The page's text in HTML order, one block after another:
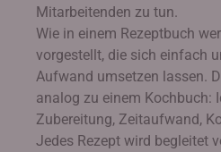
Mitarbeitenden zu tun.
Wie in einem Rezeptbuch
vorgestellt, die sich einfach
Aufwand umsetzen lassen.
analog zu einem Kochbuch:
Zubereitung, Zeitaufwand,
Jedes Rezept wird begleitet